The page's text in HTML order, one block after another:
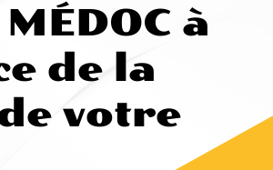
à
de la
votre